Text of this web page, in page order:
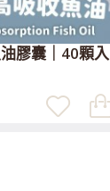
膠囊｜40顆入